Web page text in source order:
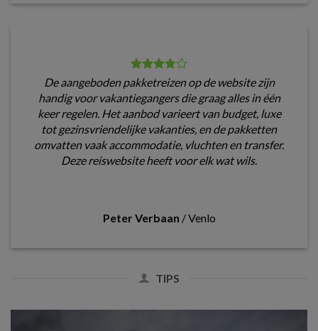
De aangeboden pakketreizen op de website zijn
handig voor vakantiegangers die graag alles in één
keer regelen. Het aanbod varieert van budget, luxe
tot gezinsvriendelijke vakanties, en de pakketten
omvatten vaak accommodatie, vluchten en transfer.
Deze reiswebsite heeft voor elk wat wils.
Peter Verbaan /Venlo
TIPS